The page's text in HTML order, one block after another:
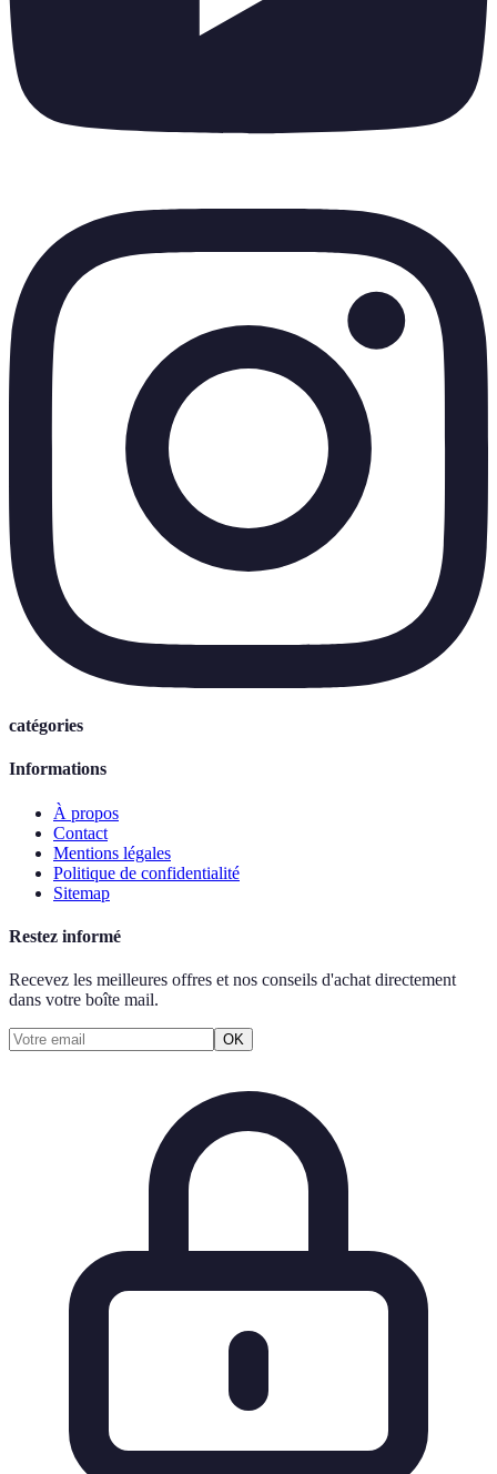
catégories
Informations
À propos
Contact
Mentions légales
Politique de confidentialité
Sitemap
Restez informé
Recevez les meilleures offres et nos conseils d'achat directement
dans votre boîte mail.
OK